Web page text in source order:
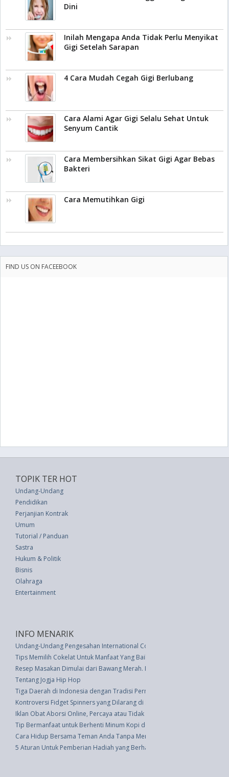
Dini
Inilah Mengapa Anda Tidak Perlu Menyikat
Gigi Setelah Sarapan
4 Cara Mudah Cegah Gigi Berlubang
Cara Alami Agar Gigi Selalu Sehat Untuk
Senyum Cantik
Cara Membersihkan Sikat Gigi Agar Bebas
Bakteri
Cara Memutihkan Gigi
FIND US ON FACEEBOOK
TOPIK TER HOT
Undang-Undang
Pendidikan
Perjanjian Kontrak
Umum
Tutorial / Panduan
Sastra
Hukum & Politik
Bisnis
Olahraga
Entertainment
INFO MENARIK
Undang-Undang Pengesahan International Convention For The
Tips Memilih Cokelat Untuk Manfaat Yang Baik
Resep Masakan Dimulai dari Bawang Merah. Inilah Cara Mengetahui
Tentang Jogja Hip Hop
Tiga Daerah di Indonesia dengan Tradisi Pernikahan di Bawah Umur
Kontroversi Fidget Spinners yang Dilarang di Sekolah-Sekolah Di Amerika
Iklan Obat Aborsi Online, Percaya atau Tidak Percaya?
Tip Bermanfaat untuk Berhenti Minum Kopi dengan Sukses
Cara Hidup Bersama Teman Anda Tanpa Menjadi Sepasang Kekasih
5 Aturan Untuk Pemberian Hadiah yang Berhasil